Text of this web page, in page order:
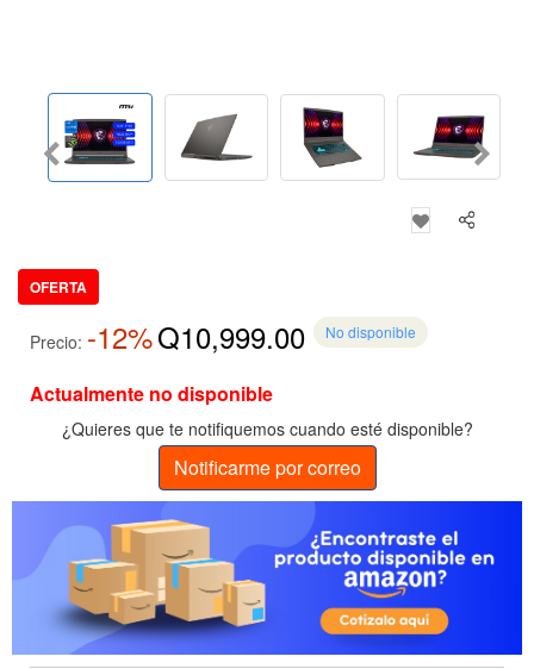
OFERTA
Precio: -12%Q10,999.00 No disponible
Actualmente no disponible
¿Quieres que te notifiquemos cuando esté disponible?
Notificarme por correo